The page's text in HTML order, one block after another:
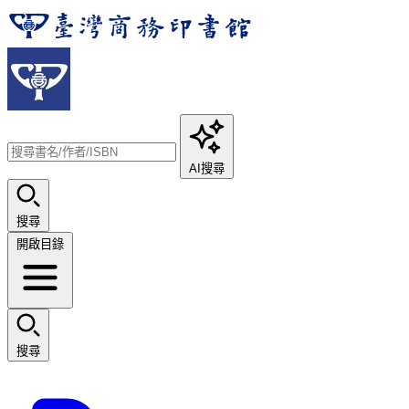
AI搜尋
搜尋
開啟目錄
搜尋